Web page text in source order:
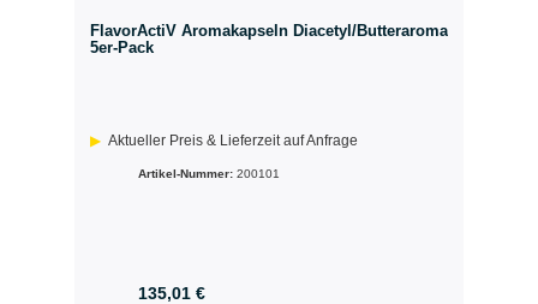
FlavorActiV Aromakapseln Diacetyl/Butteraroma
5er-Pack
Aktueller Preis & Lieferzeit auf Anfrage
Artikel-Nummer: 200101
135,01 €